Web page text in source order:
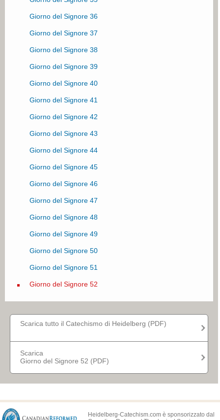
Giorno del Signore 10
Giorno del Signore 11
Giorno del Signore 12
Giorno del Signore 13
Giorno del Signore 14
Giorno del Signore 15
Giorno del Signore 16
Giorno del Signore 17
Giorno del Signore 18
Giorno del Signore 19
Giorno del Signore 20
Giorno del Signore 21
Giorno del Signore 22
Giorno del Signore 23
Giorno del Signore 24
Giorno del Signore 25
Giorno del Signore 26
Giorno del Signore 28
Giorno del Signore 31
Giorno del Signore 36
Giorno del Signore 37
Giorno del Signore 38
Giorno del Signore 39
Giorno del Signore 40
Giorno del Signore 41
Giorno del Signore 42
Giorno del Signore 43
Giorno del Signore 44
Giorno del Signore 45
Giorno del Signore 46
Giorno del Signore 47
Giorno del Signore 48
Giorno del Signore 49
Giorno del Signore 50
Giorno del Signore 51
Giorno del Signore 52
Scarica tutto il Catechismo di Heidelberg (PDF)
Scarica
Giorno del Signore 52 (PDF)
Heidelberg-Catechism.com è sponsorizzato dal